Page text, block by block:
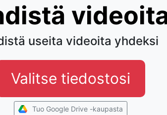
useita videoita yhdeksi
Valitse tiedostosi
Tuo Google Drive -kaupasta